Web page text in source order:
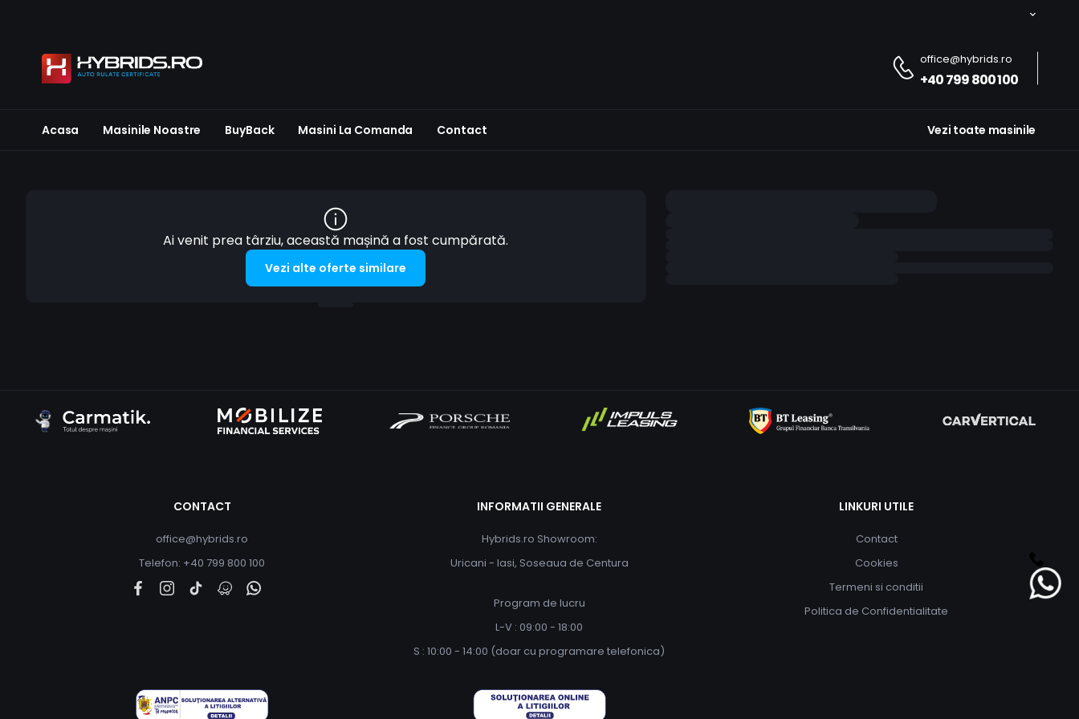
office@hybrids.ro
+40 799 800 100
Acasa Masinile Noastre BuyBack Masini La Comanda Contact Vezi toate masinile
Ai venit prea târziu, această mașină a fost cumpărată.
Vezi alte oferte similare
CONTACT
office@hybrids.ro
Telefon: +40 799 800 100
INFORMATII GENERALE
Hybrids.ro Showroom:
Uricani - Iasi, Soseaua de Centura
Program de lucru
L-V : 09:00 - 18:00
S : 10:00 - 14:00 (doar cu programare telefonica)
LINKURI UTILE
Contact
Cookies
Termeni si conditii
Politica de Confidentialitate